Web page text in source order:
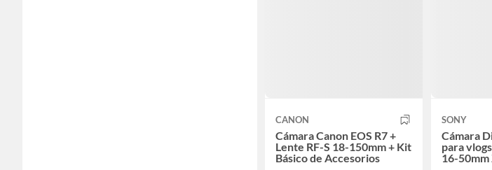
CANON
Cámara Canon EOS R7 +
Lente RF-S 18-150mm + Kit
Básico de Accesorios
SONY
Cámara
para
16-50mm